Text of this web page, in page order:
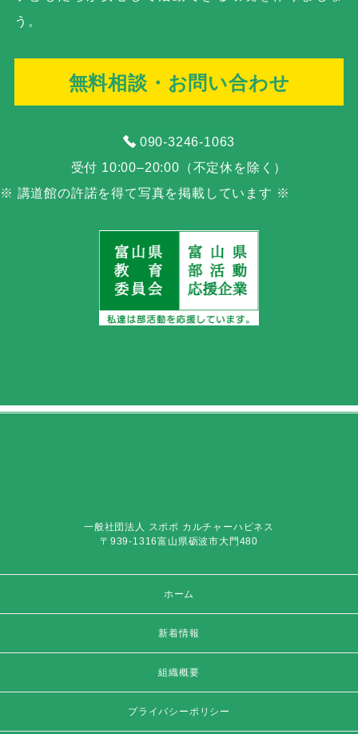
う。
無料相談・お問い合わせ
090-3246-1063
受付 10:00–20:00（不定休を除く）
※ 講道館の許諾を得て写真を掲載しています ※
一般社団法人 スポポ カルチャーハピネス
〒939-1316富山県砺波市大門480
ホーム
新着情報
組織概要
プライバシーポリシー